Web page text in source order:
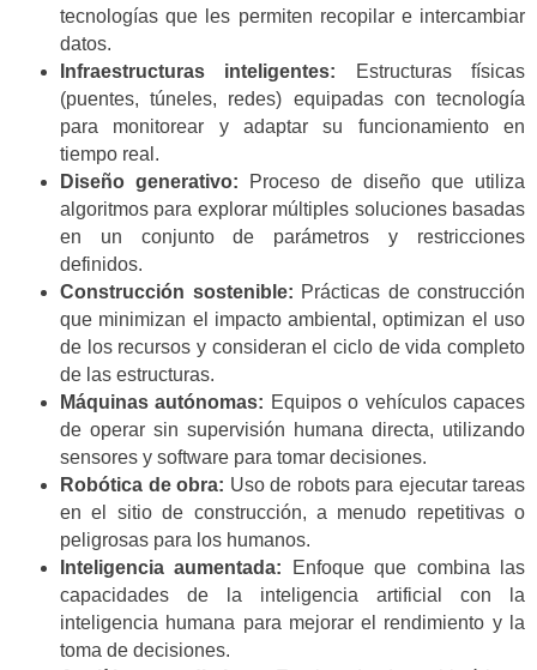
tecnologías que les permiten recopilar e intercambiar
datos.
Infraestructuras inteligentes: Estructuras físicas
(puentes, túneles, redes) equipadas con tecnología
para monitorear y adaptar su funcionamiento en
tiempo real.
Diseño generativo: Proceso de diseño que utiliza
algoritmos para explorar múltiples soluciones basadas
en un conjunto de parámetros y restricciones
definidos.
Construcción sostenible: Prácticas de construcción
que minimizan el impacto ambiental, optimizan el uso
de los recursos y consideran el ciclo de vida completo
de las estructuras.
Máquinas autónomas: Equipos o vehículos capaces
de operar sin supervisión humana directa, utilizando
sensores y software para tomar decisiones.
Robótica de obra: Uso de robots para ejecutar tareas
en el sitio de construcción, a menudo repetitivas o
peligrosas para los humanos.
Inteligencia aumentada: Enfoque que combina las
capacidades de la inteligencia artificial con la
inteligencia humana para mejorar el rendimiento y la
toma de decisiones.